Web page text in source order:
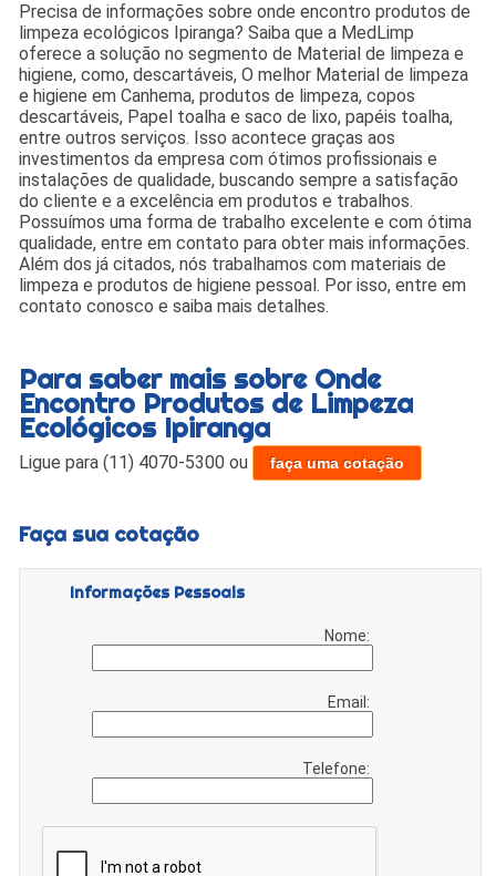
Precisa de informações sobre onde encontro produtos de
limpeza ecológicos Ipiranga? Saiba que a MedLimp
oferece a solução no segmento de Material de limpeza e
higiene, como, descartáveis, O melhor Material de limpeza
e higiene em Canhema, produtos de limpeza, copos
descartáveis, Papel toalha e saco de lixo, papéis toalha,
entre outros serviços. Isso acontece graças aos
investimentos da empresa com ótimos profissionais e
instalações de qualidade, buscando sempre a satisfação
do cliente e a excelência em produtos e trabalhos.
Possuímos uma forma de trabalho excelente e com ótima
qualidade, entre em contato para obter mais informações.
Além dos já citados, nós trabalhamos com materiais de
limpeza e produtos de higiene pessoal. Por isso, entre em
contato conosco e saiba mais detalhes.
Para saber mais sobre Onde
Encontro Produtos de Limpeza
Ecológicos Ipiranga
Ligue para(11) 4070-5300 ou faça uma cotação
Faça sua cotação
Informações Pessoais
Nome:
Email:
Telefone: